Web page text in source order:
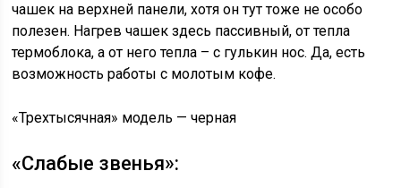
чашек на верхней панели, хотя он тут тоже не особо
полезен. Нагрев чашек здесь пассивный, от тепла
термоблока, а от него тепла – с гулькин нос. Да, есть
возможность работы с молотым кофе.
«Трехтысячная» модель — черная
«Слабые звенья»: